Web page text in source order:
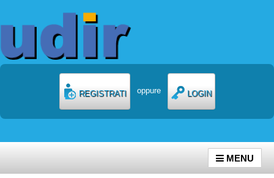
REGISTRATI oppure LOGIN
MENU